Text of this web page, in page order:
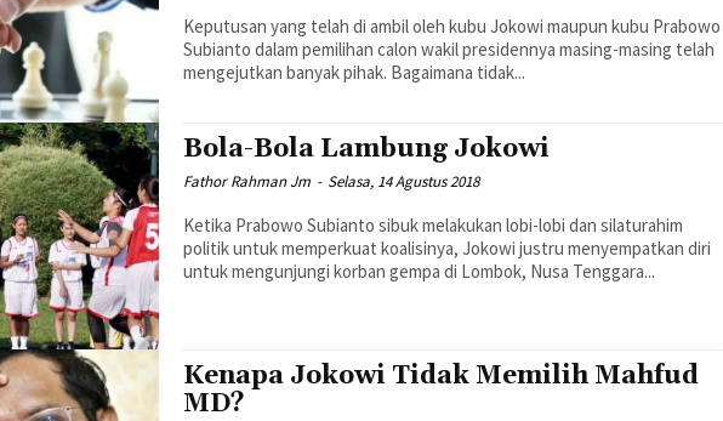
Keputusan yang telah di ambil oleh kubu Jokowi maupun kubu Prabowo
Subianto dalam pemilihan calon wakil presidennya masing-masing telah
mengejutkan banyak pihak. Bagaimana tidak...
Bola-Bola Lambung Jokowi
Fathor Rahman Jm - Selasa, 14 Agustus 2018
Ketika Prabowo Subianto sibuk melakukan lobi-lobi dan silaturahim
politik untuk memperkuat koalisinya, Jokowi justru menyempatkan diri
untuk mengunjungi korban gempa di Lombok, Nusa Tenggara...
Kenapa Jokowi Tidak Memilih Mahfud
MD?